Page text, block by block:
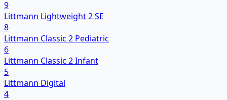
9
Littmann Lightweight 2 SE
8
Littmann Classic 2 Pediatric
6
Littmann Classic 2 Infant
5
Littmann Digital
4